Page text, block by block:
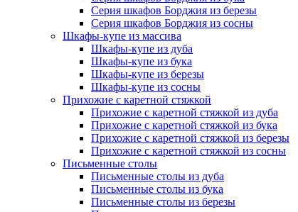
Серия шкафов Борджия из березы
Серия шкафов Борджия из сосны
Шкафы-купе из массива
Шкафы-купе из дуба
Шкафы-купе из бука
Шкафы-купе из березы
Шкафы-купе из сосны
Прихожие с каретной стяжкой
Прихожие с каретной стяжкой из дуба
Прихожие с каретной стяжкой из бука
Прихожие с каретной стяжкой из березы
Прихожие с каретной стяжкой из сосны
Письменные столы
Письменные столы из дуба
Письменные столы из бука
Письменные столы из березы